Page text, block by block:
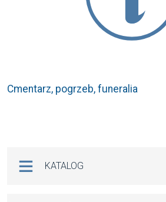
Cmentarz, pogrzeb, funeralia
KATALOG